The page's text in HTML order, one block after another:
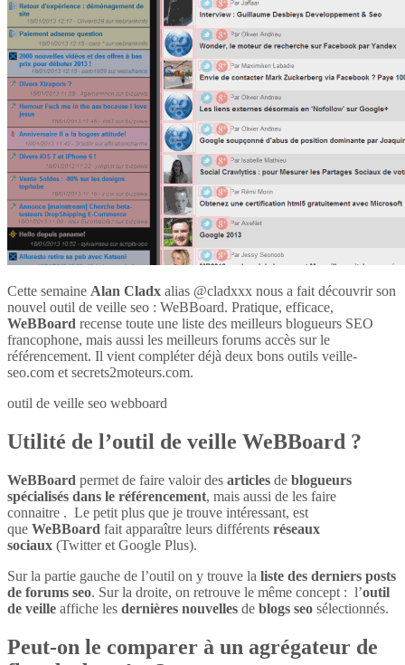
Cette semaine Alan Cladx alias @cladxxx nous a fait découvrir son
nouvel outil de veille seo : WeBBoard. Pratique, efficace,
WeBBoard recense toute une liste des meilleurs blogueurs SEO
francophone, mais aussi les meilleurs forums accès sur le
référencement. Il vient compléter déjà deux bons outils veille-
seo.com et secrets2moteurs.com.
outil de veille seo webboard
Utilité de l’outil de veille WeBBoard ?
WeBBoard permet de faire valoir des articles de blogueurs
spécialisés dans le référencement, mais aussi de les faire
connaitre . Le petit plus que je trouve intéressant, est
que WeBBoard fait apparaître leurs différents réseaux
sociaux (Twitter et Google Plus).
Sur la partie gauche de l’outil on y trouve la liste des derniers posts
de forums seo. Sur la droite, on retrouve le même concept : l’outil
de veille affiche les dernières nouvelles de blogs seo sélectionnés.
Peut-on le comparer à un agrégateur de